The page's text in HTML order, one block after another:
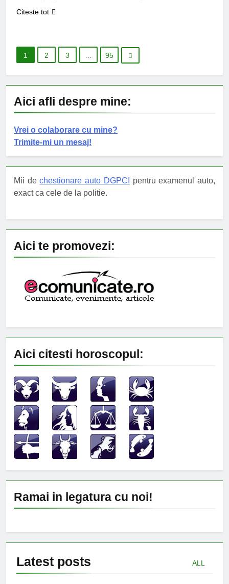
Alegerea nu e doar despre bani, ci și despre confort,
Citeste tot
1 2 3 95
Aici afli despre mine:
Vrei o colaborare cu mine?
Trimite-mi un mesaj!
Mii dechestionare auto DGPCI
pentru examenul auto,
exact ca cele de la politie.
Aici te promovezi:
Aici citesti horoscopul:
Ramai in legatura cu noi!
Latest posts ALL